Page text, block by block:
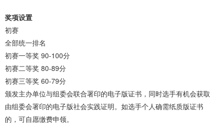
奖项设置
初赛
全部统一排名
初赛一等奖 90-100分
初赛二等奖 80-89分
初赛三等奖 60-79分
颁发主办单位与组委会联合署印的电子版证书，同时选手有机会获取
由组委会署印的电子版社会实践证明。如选手个人确需纸质版证书
的，可自愿缴费申领。